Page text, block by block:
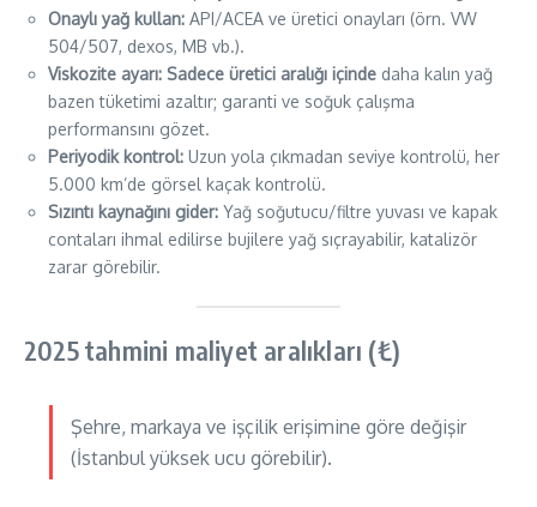
Onaylı yağ kullan: API/ACEA ve üretici onayları (örn. VW
504/507, dexos, MB vb.).
Viskozite ayarı: Sadece üretici aralığı içinde daha kalın yağ
bazen tüketimi azaltır; garanti ve soğuk çalışma
performansını gözet.
Periyodik kontrol: Uzun yola çıkmadan seviye kontrolü, her
5.000 km’de görsel kaçak kontrolü.
Sızıntı kaynağını gider: Yağ soğutucu/filtre yuvası ve kapak
contaları ihmal edilirse bujilere yağ sıçrayabilir, katalizör
zarar görebilir.
2025 tahmini maliyet aralıkları (₺)
Şehre, markaya ve işçilik erişimine göre değişir
(İstanbul yüksek ucu görebilir).